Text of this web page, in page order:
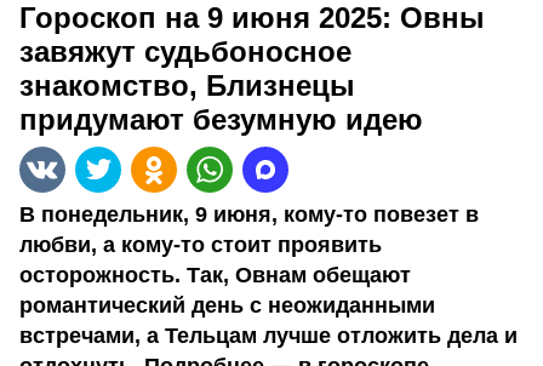
Гороскоп на 9 июня 2025: Овны
завяжут судьбоносное
знакомство, Близнецы
придумают безумную идею
В понедельник, 9 июня, кому-то повезет в
любви, а кому-то стоит проявить
осторожность. Так, Овнам обещают
романтический день с неожиданными
встречами, а Тельцам лучше отложить дела и